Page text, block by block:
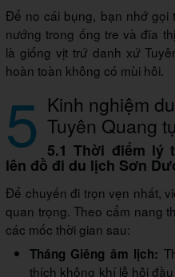
Để no cái bụng, bạn nhớ gọi
nướng trong ống tre và đĩa
là giống vịt trứ danh xứ
hoàn toàn không có mùi hôi.
5 Kinh nghiệm
Tuyên Quang
5.1 Thời điểm lý
lên đồ đi du lịch Sơn
Để chuyến đi trọn vẹn nhất,
quan trọng. Theo cẩm nang
các mốc thời gian sau:
Tháng Giêng âm lịch:
thích không khí lễ hội